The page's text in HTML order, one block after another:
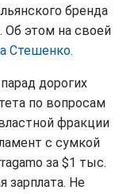
бренда
Об этом на своей
Стешенко.
дорогих
по вопросам
фракции
с сумкой
за $1 тыс.
зарплата. Не